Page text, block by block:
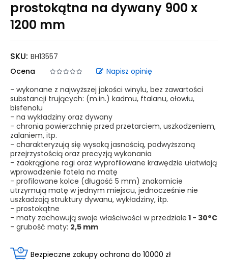
prostokątna na dywany 900 x
1200 mm
SKU: BH13557
Ocena
Napisz opinię
- wykonane z najwyższej jakości winylu, bez zawartości
substancji trujących: (m.in.) kadmu, ftalanu, ołowiu,
bisfenolu
- na wykładziny oraz dywany
- chronią powierzchnię przed przetarciem, uszkodzeniem,
zalaniem, itp.
- charakteryzują się wysoką jasnością, podwyższoną
przejrzystością oraz precyzją wykonania
- zaokrąglone rogi oraz wyprofilowane krawędzie ułatwiają
wprowadzenie fotela na matę
- profilowane kolce (długość 5 mm) znakomicie
utrzymują matę w jednym miejscu, jednocześnie nie
uszkadzają struktury dywanu, wykładziny, itp.
- prostokątne
- maty zachowują swoje właściwości w przedziale 1 - 30°C
- grubość maty: 2,5 mm
Bezpieczne zakupy ochrona do 10000 zł